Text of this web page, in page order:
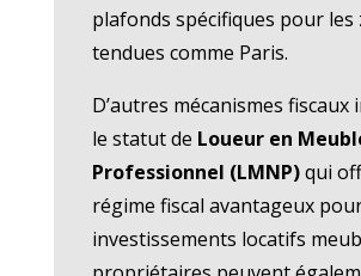
plafonds spécifiques pour les
tendues comme Paris.
D’autres mécanismes fiscaux
le statut de Loueur en
Professionnel (LMNP)qui
régime fiscal avantageux
investissements locatifs